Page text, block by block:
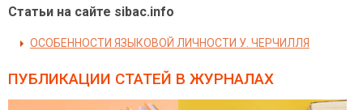
Статьи на сайте sibac.info
ОСОБЕННОСТИ ЯЗЫКОВОЙ ЛИЧНОСТИ У. ЧЕРЧИЛЛЯ
ПУБЛИКАЦИИ СТАТЕЙ В ЖУРНАЛАХ